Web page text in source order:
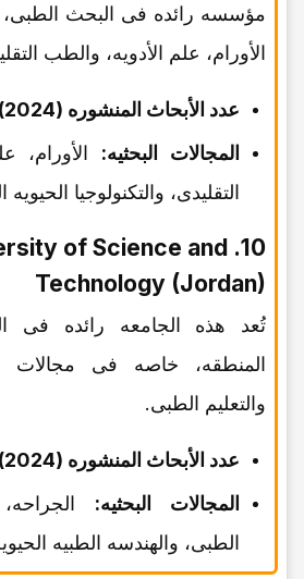
مؤسسه رائده فی البحث
الأورام، علم الأدویه، والطب
عدد الأبحاث المنشوره (2024):
المجالات البحثیه: الأورام،
التقلیدی، والتکنولوجیا الحیویه
of Science and
Technology (Jordan)
تُعد هذه الجامعه رائده فی
المنطقه، خاصه فی مجالات
والتعلیم الطبی.
عدد الأبحاث المنشوره (2024):
المجالات البحثیه:
الطبی، والهندسه الطبیه